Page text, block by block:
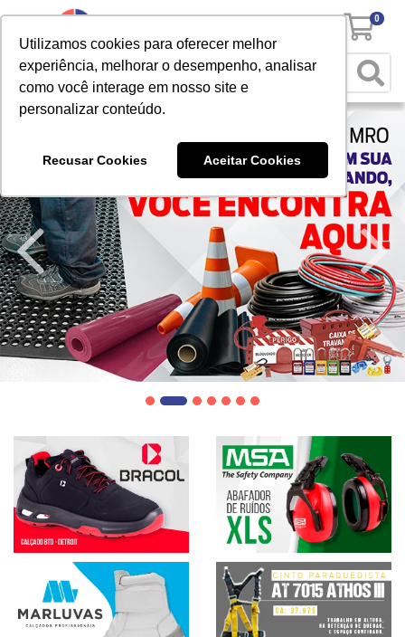
Utilizamos cookies para oferecer melhor
experiência, melhorar o desempenho, analisar
como você interage em nosso site e
personalizar conteúdo.
Recusar Cookies Aceitar Cookies
0